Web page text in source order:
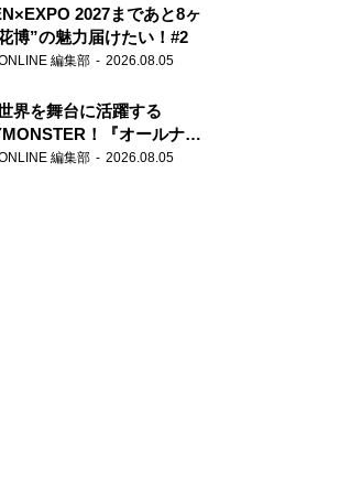
2027まであと8ヶ
博”の魅力届けたい！#2
編集部 2026.08.05
界を舞台に活躍する
！『オールナイ
ンPODCAST』月替わり
編集部 2026.08.05